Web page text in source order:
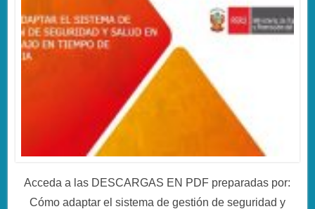
Acceda a las DESCARGAS EN PDF preparadas por:
Cómo adaptar el sistema de gestión de seguridad y